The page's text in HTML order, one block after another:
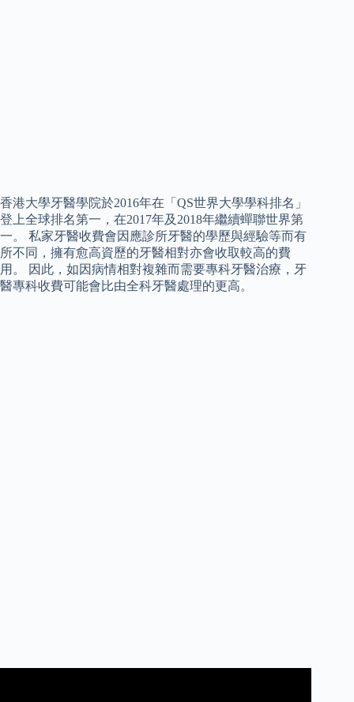
香港大學牙醫學院於2016年在「QS世界大學學科排名」
登上全球排名第一，在2017年及2018年繼續蟬聯世界第
一。 私家牙醫收費會因應診所牙醫的學歷與經驗等而有
所不同，擁有愈高資歷的牙醫相對亦會收取較高的費
用。 因此，如因病情相對複雜而需要專科牙醫治療，牙
醫專科收費可能會比由全科牙醫處理的更高。